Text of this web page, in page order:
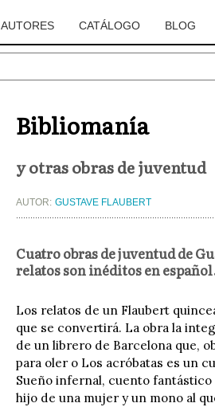
AUTORES CATÁLOGO BLOG
Bibliomanía
y otras obras de juventud
AUTOR: GUSTAVE FLAUBERT
Cuatro obras de juventud de
relatos son inéditos en
Los relatos de un Flaubert
que se convertirá. La obra la
de un librero de Barcelona que,
para oler o Los acróbatas es un
Sueño infernal, cuento
hijo de una mujer y un mono al